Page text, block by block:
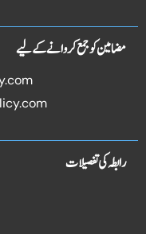
مضامین کو جمع کروانے کے لیے
رابطہ کی تفصیلات